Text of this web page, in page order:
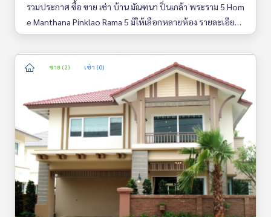
รวมประกาศ ซื้อ ขาย เช่า บ้าน มัณฑนา ปิ่นเกล้า พระราม 5 Hom
e Manthana Pinklao Rama 5 มีให้เลือกหลายห้อง รายละเอียดค
รบ ค้นหาง่าย อัพเดททุกวัน
ขาย (2) เช่า (0)